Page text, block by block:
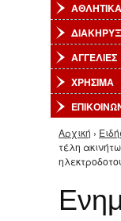
ΑΘΛΗΤΙΚΑ
ΑΓΓΕΛΙΕΣ
ΧΡΗΣΙΜΑ
Είστε
Αρχική ›
τέλη